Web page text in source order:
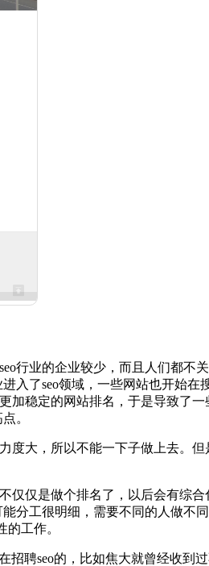
行业的企业较少，而且人们都
入了seo领域，一些网站也开始
加稳定的网站排名，于是导致了
。
度大，所以不能一下子做上去。
仅仅是做个排名了，以后会有综
分工很明细，需要不同的人做不
工作。
聘seo的，比如焦大就曾经收到